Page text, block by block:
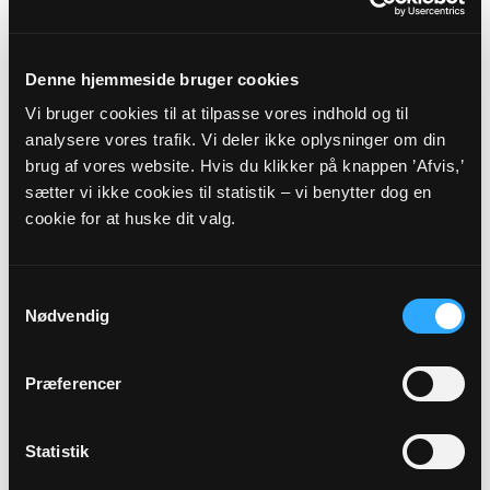
Denne hjemmeside bruger cookies
Vi bruger cookies til at tilpasse vores indhold og til
analysere vores trafik. Vi deler ikke oplysninger om din
brug af vores website. Hvis du klikker på knappen ’Afvis,’
sætter vi ikke cookies til statistik – vi benytter dog en
cookie for at huske dit valg.
Nødvendig
Præferencer
Statistik
Silkevænget 7
6040 Egtved
malh@km.dk
Sikker henvendelse